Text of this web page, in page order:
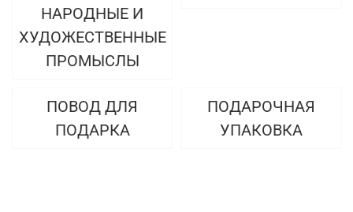
НАРОДНЫЕ И
ХУДОЖЕСТВЕННЫЕ
ПРОМЫСЛЫ
ПОВОД ДЛЯ
ПОДАРКА
ПОДАРОЧНАЯ
УПАКОВКА